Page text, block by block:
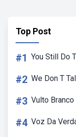
Top Post
#1 You Still Do
#2 We Don T
#3 Vulto Branco
#4 Voz Da